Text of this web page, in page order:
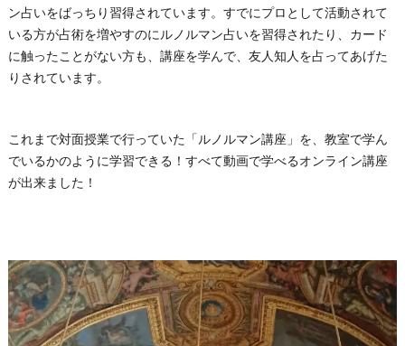
ン占いをばっちり習得されています。すでにプロとして活動されて
いる方が占術を増やすのにルノルマン占いを習得されたり、カード
に触ったことがない方も、講座を学んで、友人知人を占ってあげた
りされています。
これまで対面授業で行っていた「ルノルマン講座」を、教室で学ん
でいるかのように学習できる！すべて動画で学べるオンライン講座
が出来ました！